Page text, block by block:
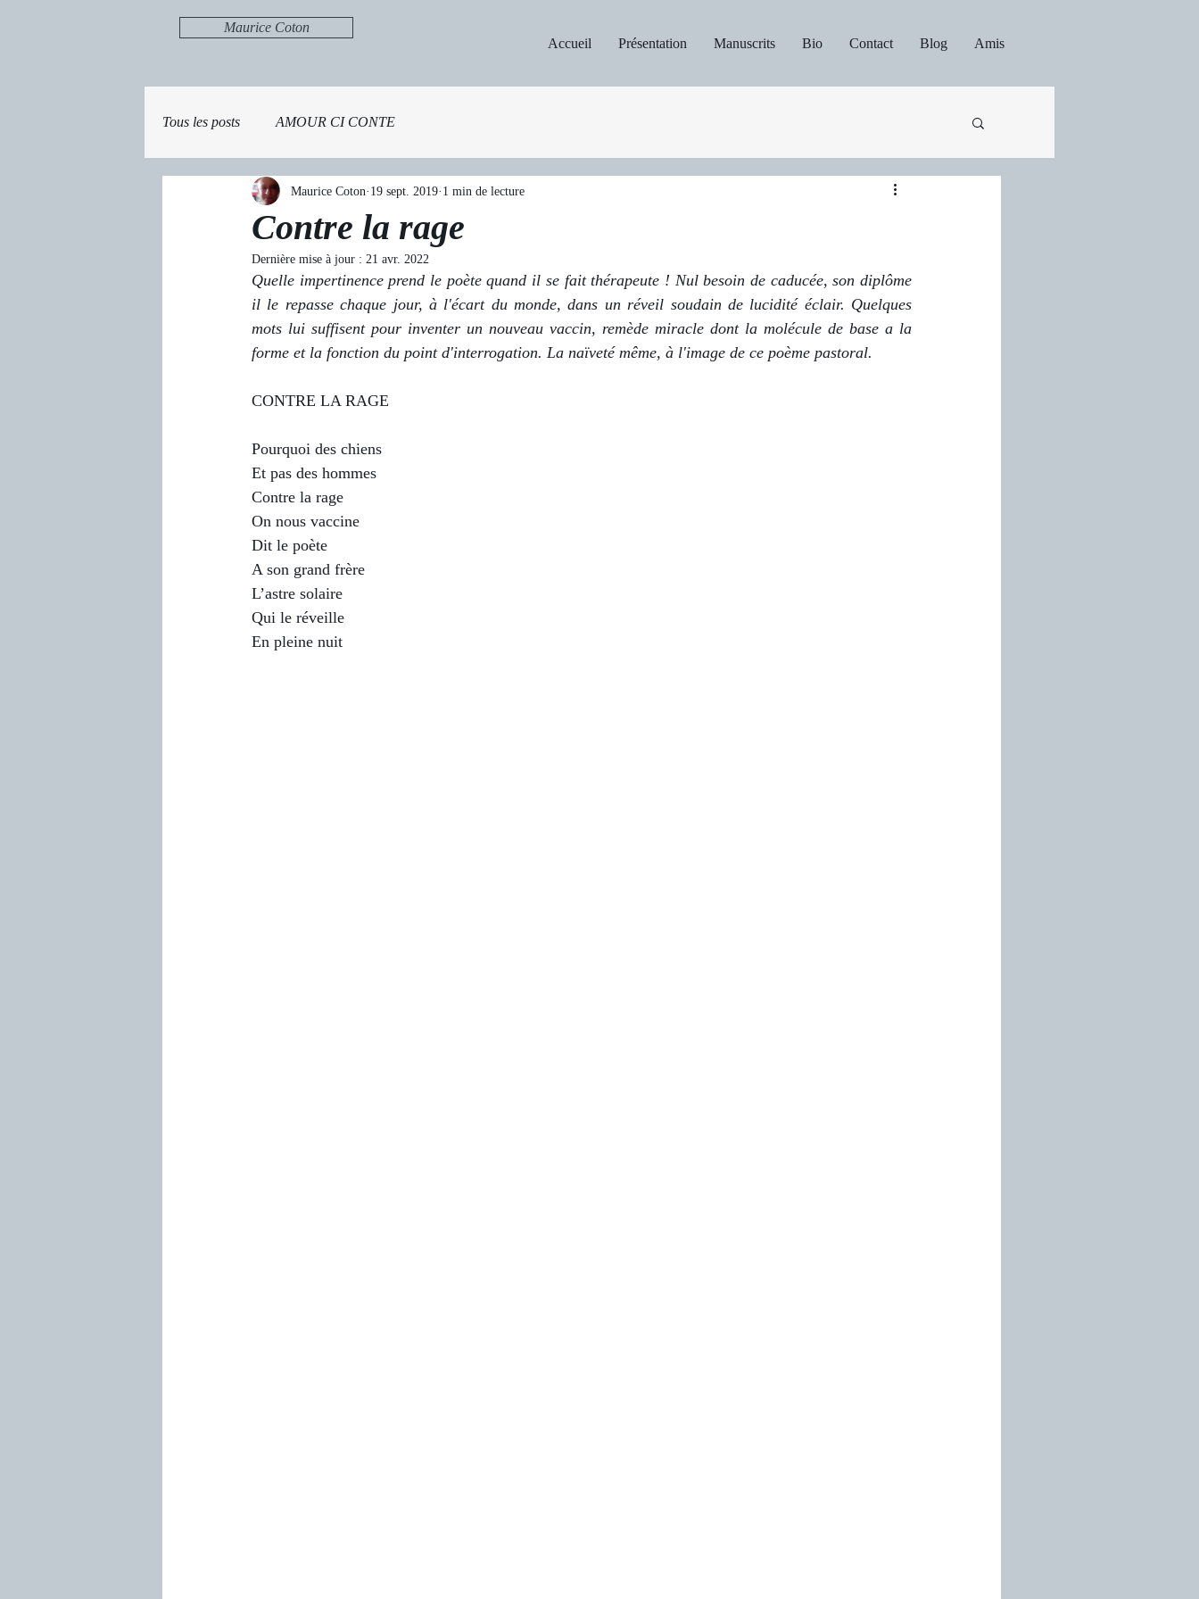
Maurice Coton
Accueil
Présentation Manuscrits Bio Contact Blog Amis
Tous les posts AMOUR CI CONTE
Contre la rage
Maurice Coton 19 sept. 2019 1 min de lecture
Dernière mise à jour : 21 avr. 2022
Quelle impertinence prend le poète quand il se fait thérapeute ! Nul besoin de caducée, son diplôme
il le repasse chaque jour, à l'écart du monde, dans un réveil soudain de lucidité éclair. Quelques
mots lui suffisent pour inventer un nouveau vaccin, remède miracle dont la molécule de base a la
forme et la fonction du point d'interrogation. La naïveté même, à l'image de ce poème pastoral.
CONTRE LA RAGE
Pourquoi des chiens
Et pas des hommes
Contre la rage
On nous vaccine
Dit le poète
A son grand frère
L’astre solaire
Qui le réveille
En pleine nuit